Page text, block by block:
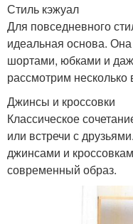
Стиль кэжуал
Для повседневного
идеальная основа.
шортами, юбками и
рассмотрим несколько
Джинсы и кроссовки
Классическое
или встречи с
джинсами и
современный образ.